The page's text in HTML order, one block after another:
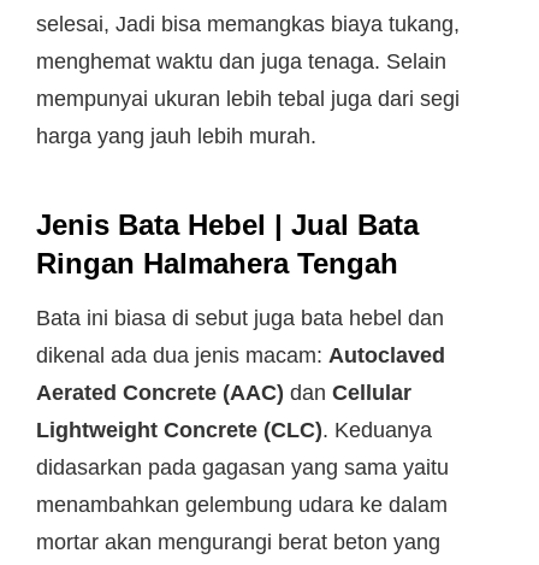
selesai, Jadi bisa memangkas biaya tukang,
menghemat waktu dan juga tenaga. Selain
mempunyai ukuran lebih tebal juga dari segi
harga yang jauh lebih murah.
Jenis Bata Hebel | Jual Bata
Ringan Halmahera Tengah
Bata ini biasa di sebut juga bata hebel dan
dikenal ada dua jenis macam: Autoclaved
Aerated Concrete (AAC) dan Cellular
Lightweight Concrete (CLC). Keduanya
didasarkan pada gagasan yang sama yaitu
menambahkan gelembung udara ke dalam
mortar akan mengurangi berat beton yang